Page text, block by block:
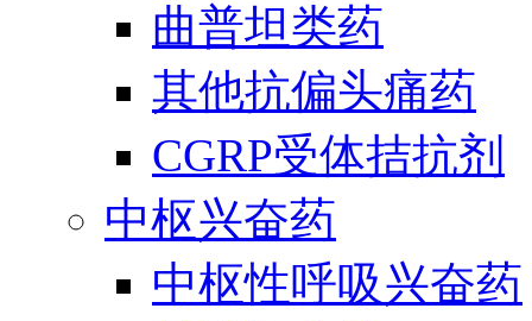
曲普坦类药
其他抗偏头痛药
CGRP受体拮抗剂
中枢兴奋药
中枢性呼吸兴奋药